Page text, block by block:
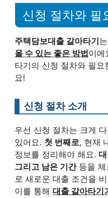
신청 절차와 필
주택담보대출 갈아타기는
올 수 있는 좋은 방법이에
타기의 신청 절차와 필
요!
신청 절차 소개
우선 신청 절차는 크게
있어요. 첫 번째로, 현재
정보를 정리해야 해요.
그리고 남은 기간등을 체
로 새로운 대출 조건을
이를 통해 대출 갈아타기